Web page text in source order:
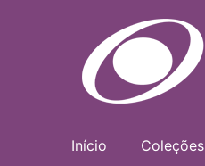
Início Coleções